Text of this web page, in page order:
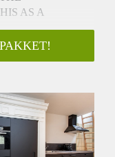
AS A
FOR A DIVORCE
CHILDREN
at Clarastraat in
on the church.
for expats
during their